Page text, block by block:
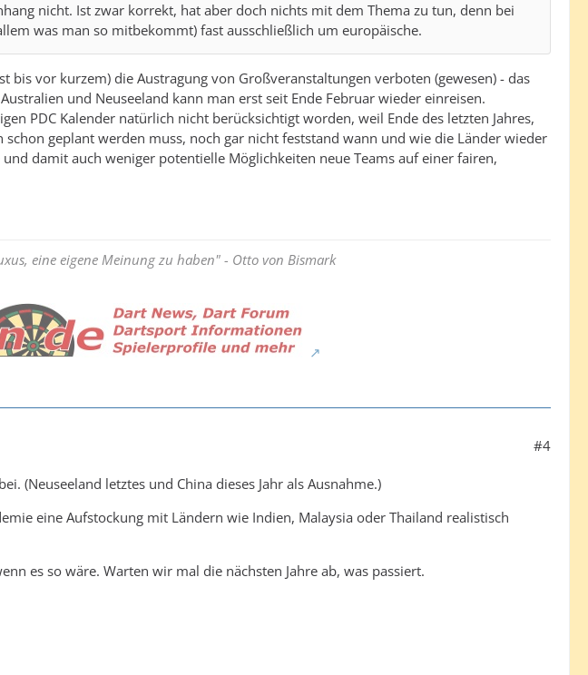
nicht. Ist zwar korrekt, hat aber doch nichts mit dem Thema zu tun, denn bei
was man so mitbekommt) fast ausschließlich um europäische.
bis vor kurzem) die Austragung von Großveranstaltungen verboten (gewesen) - das
und Neuseeland kann man erst seit Ende Februar wieder einreisen.
PDC Kalender natürlich nicht berücksichtigt worden, weil Ende des letzten Jahres,
geplant werden muss, noch gar nicht feststand wann und wie die Länder wieder
damit auch weniger potentielle Möglichkeiten neue Teams auf einer fairen,
eine eigene Meinung zu haben" - Otto von Bismark
#4
(Neuseeland letztes und China dieses Jahr als Ausnahme.)
eine Aufstockung mit Ländern wie Indien, Malaysia oder Thailand realistisch
es so wäre. Warten wir mal die nächsten Jahre ab, was passiert.